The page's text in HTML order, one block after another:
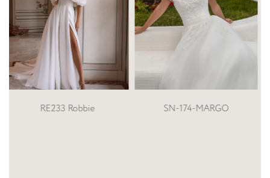
SN-174-MARGO S-590-EVELINA